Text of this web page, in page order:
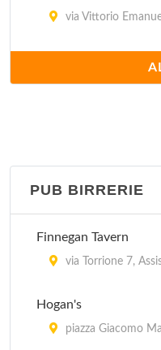
via Vittorio
corso Cavour 28,
Da Angelo
Da Boccione
Etrusca
PUB BIRRERIE
Finnegan Tavern
via Torrione 7,
Hogan's
piazza Giacomo